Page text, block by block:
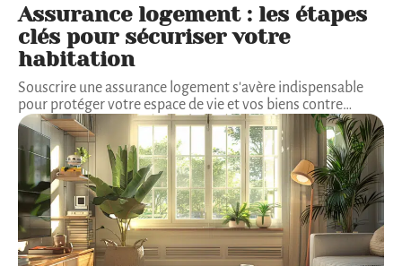
Assurance logement : les étapes
clés pour sécuriser votre
habitation
Souscrire une assurance logement s'avère indispensable
pour protéger votre espace de vie et vos biens contre…